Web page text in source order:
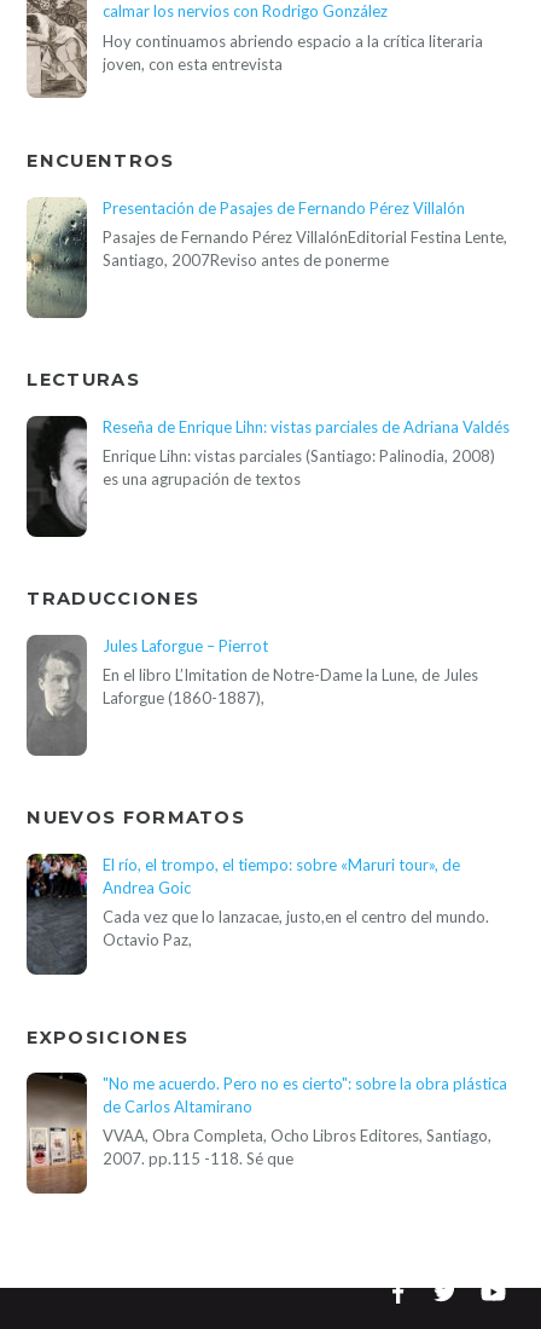
calmar los nervios con Rodrigo González
Hoy continuamos abriendo espacio a la crítica literaria
joven, con esta entrevista
ENCUENTROS
Presentación de Pasajes de Fernando Pérez Villalón
Pasajes de Fernando Pérez VillalónEditorial Festina Lente,
Santiago, 2007Reviso antes de ponerme
LECTURAS
Reseña de Enrique Lihn: vistas parciales de Adriana Valdés
Enrique Lihn: vistas parciales (Santiago: Palinodia, 2008)
es una agrupación de textos
TRADUCCIONES
Jules Laforgue – Pierrot
En el libro L’Imitation de Notre-Dame la Lune, de Jules
Laforgue (1860-1887),
NUEVOS FORMATOS
El río, el trompo, el tiempo: sobre «Maruri tour», de
Andrea Goic
Cada vez que lo lanzacae, justo,en el centro del mundo.
Octavio Paz,
EXPOSICIONES
"No me acuerdo. Pero no es cierto": sobre la obra plástica
de Carlos Altamirano
VVAA, Obra Completa, Ocho Libros Editores, Santiago,
2007. pp.115 -118. Sé que